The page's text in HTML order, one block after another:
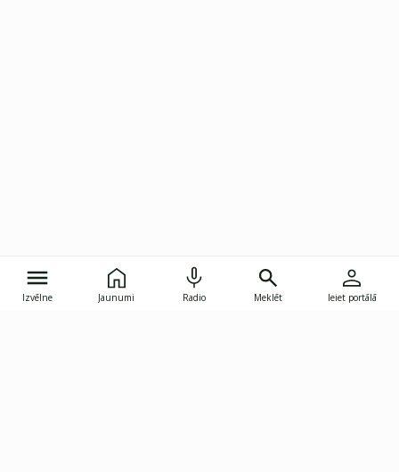
Izvēlne Jaunumi Radio Meklēt Ieiet portālā